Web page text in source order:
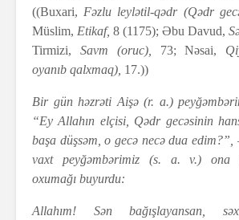
((Buxari, Fəzlu leylətil-qədr (Qədr
Müslim, Etikaf, 8 (1175); Əbu Davud,
Tirmizi, Savm (oruc), 73; Nəsai,
oyanıb qalxmaq), 17.))
Bir gün həzrəti Aişə (r. a.)
“Ey Allahın elçisi, Qədr gecəsinin
başa düşsəm, o gecə necə dua edim?”,
vaxt peyğəmbərimiz (s. a. v.) ona
oxumağı buyurdu:
Allahım! Sən bağışlayansan,